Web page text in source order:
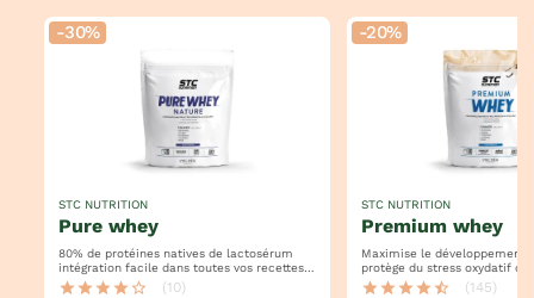
-30%
pure whey
STC NUTRITION
80% de protéines natives de lactosérum
intégration facile dans toutes vos recettes
maintien quotidien de son apport en
star star star star star_border (10)
-20%
premium whey
STC NUTRITION
Maximise le développement
protège du stress oxydatif optimise la
récupération musculaire
star star star star star_half (145)